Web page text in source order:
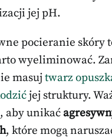
jej pH.
pocieranie skóry
wyeliminować.
masujtwarz
jej struktury.
aby unikać
, które mogą